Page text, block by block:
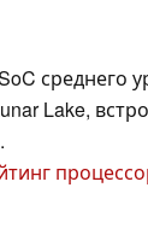
среднего
Lake,